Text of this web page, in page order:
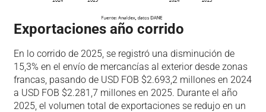
Exportaciones año corrido
En lo corrido de 2025, se registró una disminución de
15,3% en el envío de mercancías al exterior desde zonas
francas, pasando de USD FOB $2.693,2 millones en 2024
a USD FOB $2.281,7 millones en 2025. Durante el año
2025, el volumen total de exportaciones se redujo en un